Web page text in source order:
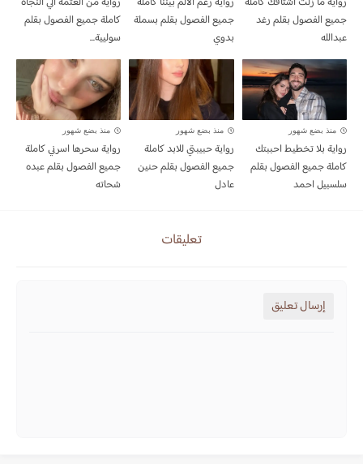
جميع الفصول بقلم رغد
عبدالله
جميع الفصول بقلم بسملة
بدوي
كاملة جميع الفصول بقلم
سوليية...
منذ بضع شهور
رواية بلا تخطيط احببتك
كاملة جميع الفصول بقلم
سلسبيل احمد
منذ بضع شهور
رواية حبيبتي للابد كاملة
جميع الفصول بقلم حنين
عادل
منذ بضع شهور
رواية سحرها اسرني كاملة
جميع الفصول بقلم عبده
شحاته
تعليقات
إرسال تعليق